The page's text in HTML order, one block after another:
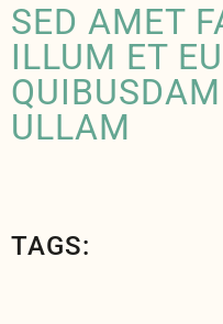
SED AMET
ILLUM ET
ULLAM
TAGS: